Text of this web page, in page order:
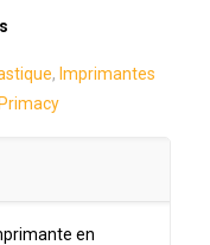
, Imprimantes
Primacy
en